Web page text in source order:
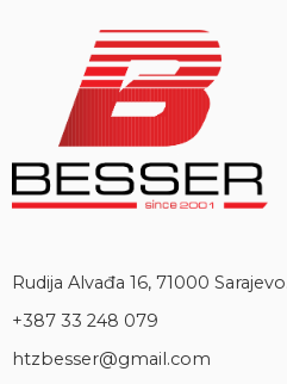
Rudija Alvađa 16, 71000 Sarajevo.
+387 33 248 079
htzbesser@gmail.com